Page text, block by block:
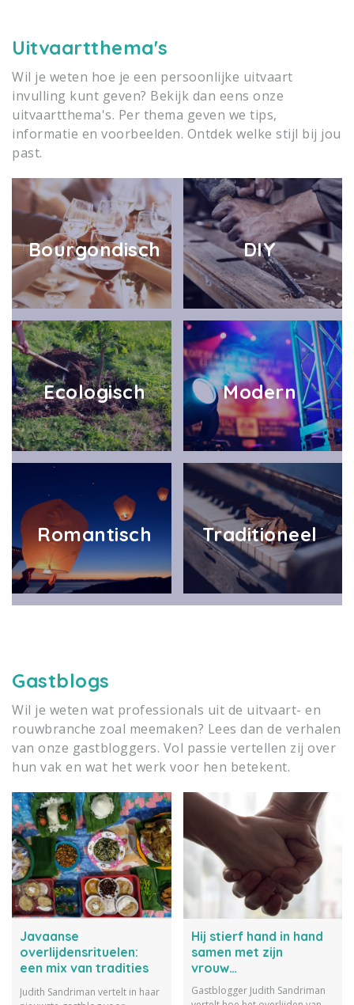
Uitvaartthema's
Wil je weten hoe je een persoonlijke uitvaart
invulling kunt geven? Bekijk dan eens onze
uitvaartthema's. Per thema geven we tips,
informatie en voorbeelden. Ontdek welke stijl bij jou
past.
Bourgondisch DIY
Ecologisch Modern
Romantisch Traditioneel
Gastblogs
Wil je weten wat professionals uit de uitvaart- en
rouwbranche zoal meemaken? Lees dan de verhalen
van onze gastbloggers. Vol passie vertellen zij over
hun vak en wat het werk voor hen betekent.
Javaanse
overlijdensrituelen:
een mix van tradities
en invloeden van
buitenaf
Judith Sandriman vertelt in haar
Hij stierf hand in hand
samen met zijn
vrouw…
Gastblogger Judith Sandriman